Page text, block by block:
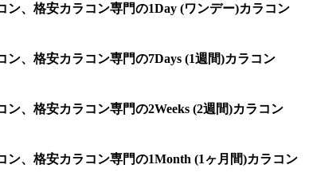
、格安カラコン専門の1Day (ワンデー)カラコン
、格安カラコン専門の7Days (1週間)カラコン
、格安カラコン専門の2Weeks (2週間)カラコン
、格安カラコン専門の1Month (1ヶ月間)カラコン